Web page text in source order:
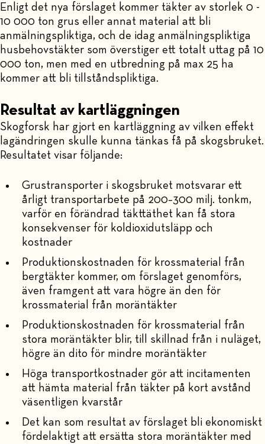
Enligt det nya förslaget kommer täkter av storlek 0 -
10 000 ton grus eller annat material att bli
anmälningspliktiga, och de idag anmälningspliktiga
husbehovstäkter som överstiger ett totalt uttag på 10
000 ton, men med en utbredning på max 25 ha
kommer att bli tillståndspliktiga.
Resultat av kartläggningen
Skogforsk har gjort en kartläggning av vilken effekt
lagändringen skulle kunna tänkas få på skogsbruket.
Resultatet visar följande:
Grustransporter i skogsbruket motsvarar ett
årligt transportarbete på 200–300 milj. tonkm,
varför en förändrad täkttäthet kan få stora
konsekvenser för koldioxidutsläpp och
kostnader
Produktionskostnaden för krossmaterial från
bergtäkter kommer, om förslaget genomförs,
även framgent att vara högre än den för
krossmaterial från moräntäkter
Produktionskostnaden för krossmaterial från
stora moräntäkter blir, till skillnad från i nuläget,
högre än dito för mindre moräntäkter
Höga transportkostnader gör att incitamenten
att hämta material från täkter på kort avstånd
väsentligen kvarstår
Det kan som resultat av förslaget bli ekonomiskt
fördelaktigt att ersätta stora moräntäkter med